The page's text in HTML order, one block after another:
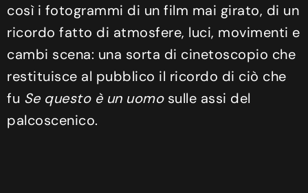
così i fotogrammi di un film mai girato, di un
ricordo fatto di atmosfere, luci, movimenti e
cambi scena: una sorta di cinetoscopio che
restituisce al pubblico il ricordo di ciò che
fu Se questo è un uomosulle assi del
palcoscenico.